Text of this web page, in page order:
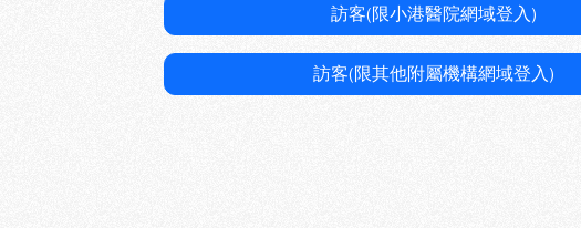
訪客(限小港醫院網域登入)
訪客(限其他附屬機構網域登入)